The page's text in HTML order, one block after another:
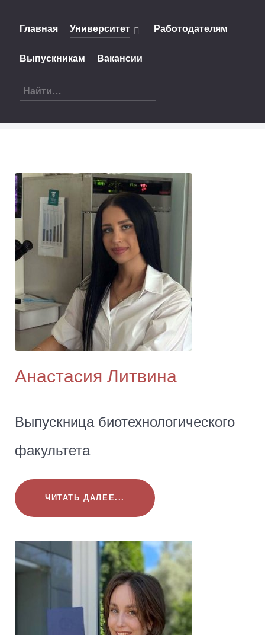
Главная Университет Работодателям
Выпускникам Вакансии
Анастасия Литвина
Выпускница биотехнологического
факультета
ЧИТАТЬ ДАЛЕЕ...